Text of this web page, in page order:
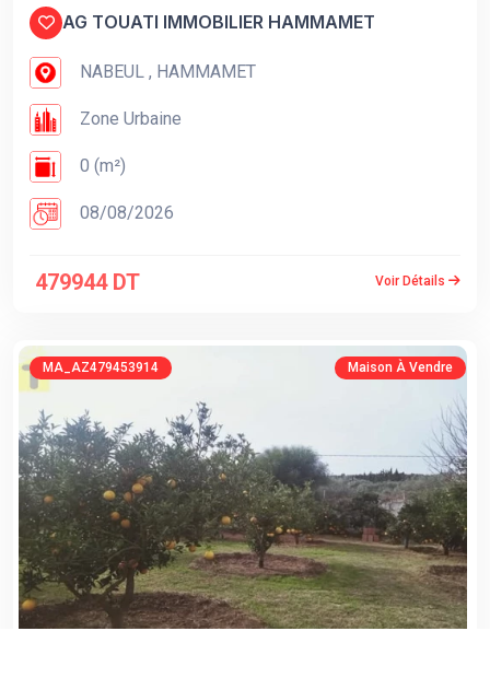
AG TOUATI IMMOBILIER HAMMAMET
NABEUL , HAMMAMET
Zone Urbaine
0 (m²)
08/08/2026
479944 DT Voir Détails
MA_AZ479453914 Maison À Vendre